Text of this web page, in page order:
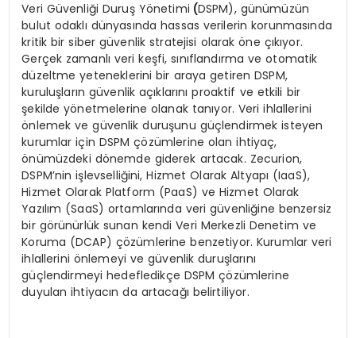
Veri Güvenliği Duruş Yönetimi (DSPM), günümüzün
bulut odaklı dünyasında hassas verilerin korunmasında
kritik bir siber güvenlik stratejisi olarak öne çıkıyor.
Gerçek zamanlı veri keşfi, sınıflandırma ve otomatik
düzeltme yeteneklerini bir araya getiren DSPM,
kuruluşların güvenlik açıklarını proaktif ve etkili bir
şekilde yönetmelerine olanak tanıyor. Veri ihlallerini
önlemek ve güvenlik duruşunu güçlendirmek isteyen
kurumlar için DSPM çözümlerine olan ihtiyaç,
önümüzdeki dönemde giderek artacak. Zecurion,
DSPM’nin işlevselliğini, Hizmet Olarak Altyapı (IaaS),
Hizmet Olarak Platform (PaaS) ve Hizmet Olarak
Yazılım (SaaS) ortamlarında veri güvenliğine benzersiz
bir görünürlük sunan kendi Veri Merkezli Denetim ve
Koruma (DCAP) çözümlerine benzetiyor. Kurumlar veri
ihlallerini önlemeyi ve güvenlik duruşlarını
güçlendirmeyi hedefledikçe DSPM çözümlerine
duyulan ihtiyacın da artacağı belirtiliyor.